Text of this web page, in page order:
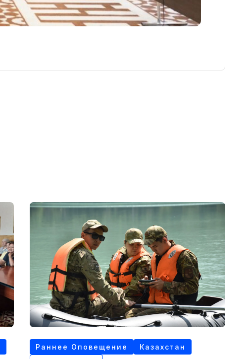
Раннее Оповещение
Казахстан